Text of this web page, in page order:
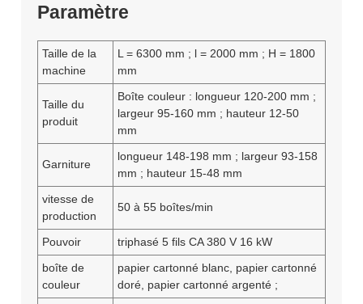
Paramètre
Taille de la
machine
L = 6300 mm ; l = 2000 mm ; H = 1800
mm
Taille du
produit
Boîte couleur : longueur 120-200 mm ;
largeur 95-160 mm ; hauteur 12-50
mm
Garniture
longueur 148-198 mm ; largeur 93-158
mm ; hauteur 15-48 mm
vitesse de
production
50 à 55 boîtes/min
Pouvoir
triphasé 5 fils CA 380 V 16 kW
boîte de
couleur
papier cartonné blanc, papier cartonné
doré, papier cartonné argenté ;